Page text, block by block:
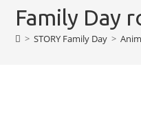
Family Day
> STORY Family Day >